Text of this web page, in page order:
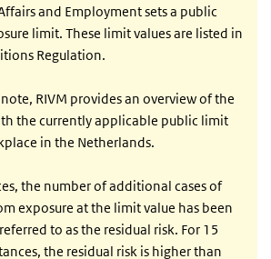
and Employment sets a public
limit. These limit values are listed in
Regulation.
RIVM provides an overview of the
the currently applicable public limit
in the Netherlands.
the number of additional cases of
exposure at the limit value has been
to as the residual risk. For 15
the residual risk is higher than